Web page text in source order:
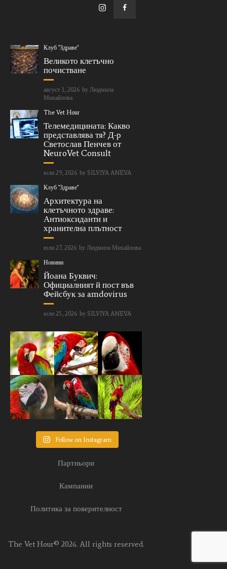
Клуб "Здраве"
Великото клетъчно
почистване
август 3, 2026 by Людмила
Михайлова
The Vet Hour
Телемедицината: Какво
представлява тя? Д-р
Светослав Пенчев от
NeuroVet Consult
юли 29, 2026 by SILVIYA ANEVA
Клуб "Здраве"
Архитектура на
клетъчното здраве:
Антиоксиданти и
хранителна плътност
юли 27, 2026 by Людмила Михайлова
Новини
Йоана Буквич:
Официалният й пост във
Фейсбук за amdovirus
юли 25, 2026 by SILVIYA ANEVA
Follow on Instagram
Партньори
Кампании
Политика за поверителност
The Vet Hour© 2026. All rights reserved.